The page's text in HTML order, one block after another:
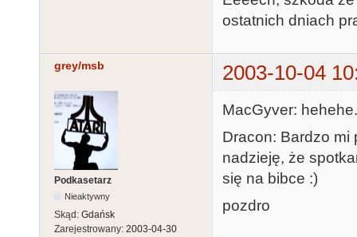
ostatnich dniach
grey/msb 2003-10-04
Podkasetarz
Nieaktywny
Skąd: Gdańsk
Zarejestrowany: 2003-04-30
MacGyver:
Dracon: Bardzo mi
nadzieję, że
się na bibce :)
pozdro